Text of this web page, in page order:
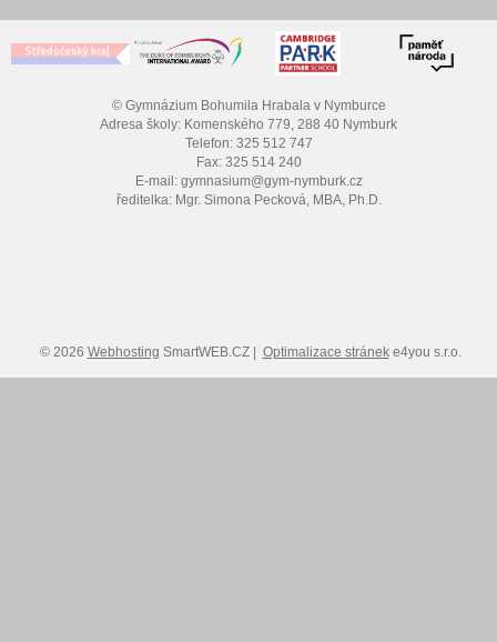
© Gymnázium Bohumila Hrabala v Nymburce
Adresa školy: Komenského 779, 288 40 Nymburk
Telefon: 325 512 747
Fax: 325 514 240
E-mail: gymnasium@gym-nymburk.cz
ředitelka: Mgr. Simona Pecková, MBA, Ph.D.
© 2026 Webhosting SmartWEB.CZ | Optimalizace stráneke4you s.r.o.